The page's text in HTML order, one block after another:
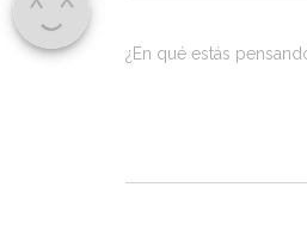
¿En qué estás